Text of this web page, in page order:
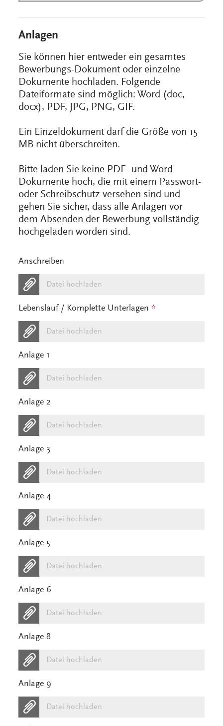
Anlagen
Sie können hier entweder ein gesamtes
Bewerbungs-Dokument oder einzelne
Dokumente hochladen. Folgende
Dateiformate sind möglich: Word (doc,
docx), PDF, JPG, PNG, GIF.
Ein Einzeldokument darf die Größe von 15
MB nicht überschreiten.
Bitte laden Sie keine PDF- und Word-
Dokumente hoch, die mit einem Passwort-
oder Schreibschutz versehen sind und
gehen Sie sicher, dass alle Anlagen vor
dem Absenden der Bewerbung vollständig
hochgeladen worden sind.
Anschreiben
Datei hochladen
Lebenslauf / Komplette Unterlagen*
Datei hochladen
Anlage 1
Datei hochladen
Anlage 2
Datei hochladen
Anlage 3
Datei hochladen
Anlage 4
Datei hochladen
Anlage 5
Datei hochladen
Anlage 6
Datei hochladen
Anlage 8
Datei hochladen
Anlage 9
Datei hochladen